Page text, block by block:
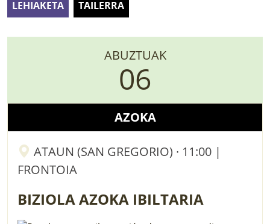
LURRAREN AGENDA
AZOKA
LEHIAKETA TAILERRA
ABUZTUAK
06
AZOKA
ATAUN (SAN GREGORIO) · 11:00 |
FRONTOIA
BIZIOLA AZOKA IBILTARIA